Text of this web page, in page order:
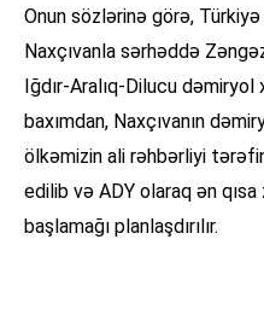
Onun sözlərinə görə,
Naxçıvanla sərhəddə
Iğdır-Aralıq-Dilucu
baxımdan, Naxçıvanın
ölkəmizin ali rəhbərliyi
edilib və ADY olaraq ən
başlamağı planlaşdırılır.